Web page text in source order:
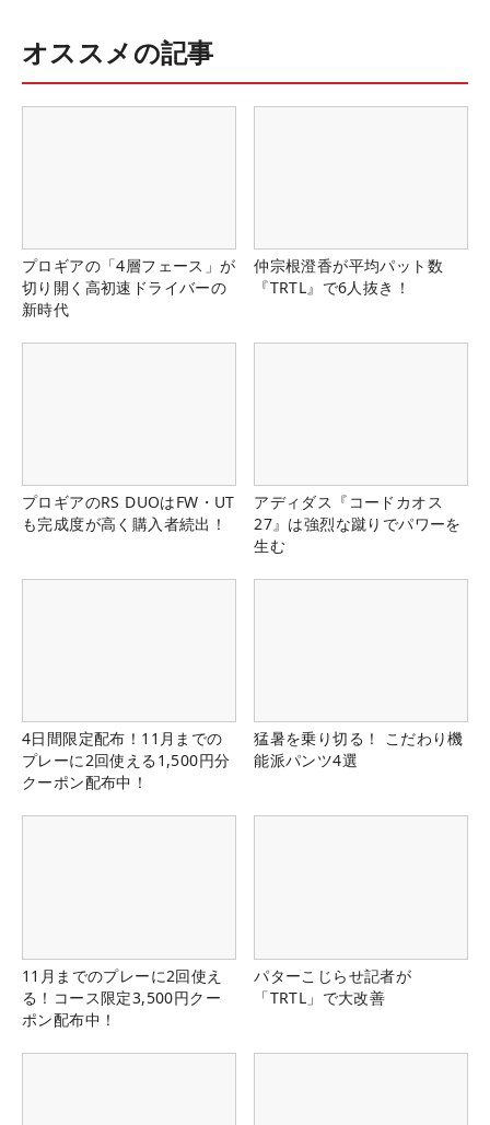
オススメの記事
プロギアの「4層フェース」が
切り開く高初速ドライバーの
新時代
仲宗根澄香が平均パット数
『TRTL』で6人抜き！
プロギアのRS DUOはFW・UT
も完成度が高く購入者続出！
アディダス『コードカオス
27』は強烈な蹴りでパワーを
生む
4日間限定配布！11月までの
プレーに2回使える1,500円分
クーポン配布中！
猛暑を乗り切る！ こだわり機
能派パンツ4選
11月までのプレーに2回使え
る！コース限定3,500円クー
ポン配布中！
パターこじらせ記者が
「TRTL」で大改善